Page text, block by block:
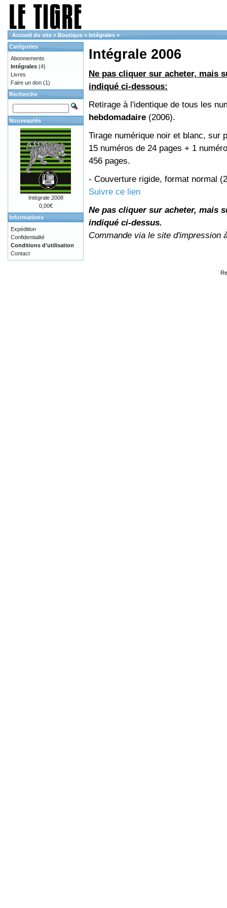
Accueil du site » Boutique » Intégrales »
Intégrale 2006
Ne pas cliquer sur acheter, mais
indiqué ci-dessous:
Retirage à l'identique de tous les
hebdomadaire (2006).
Tirage numérique noir et blanc, sur
15 numéros de 24 pages + 1
456 pages.
- Couverture rigide, format normal
Suivre ce lien
Ne pas cliquer sur acheter, mais
indiqué ci-dessus.
Commande via le site d'impression
Catégories
Abonnements
Intégrales (4)
Livres
Faire un don (1)
Recherche
Nouveautés
Intégrale 2008
0,00€
Informations
Expédition
Confidentialité
Conditions d'utilisation
Contact